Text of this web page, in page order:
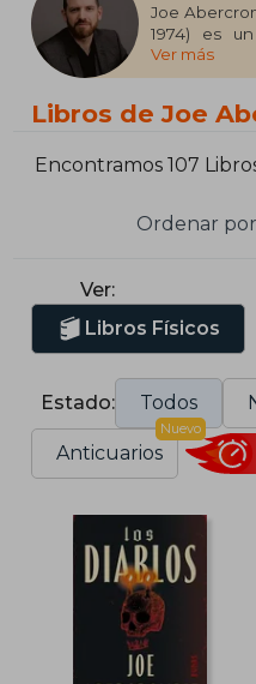
Joe
1974) es
fantasía
impactante
cuelguen,
con su
Universidad
sector
por
Ver más
Libros de Joe
Encontramos 107
Ordenar por
Ver:
Libros Físicos
Estado: Todos
Anticuarios
Nuevo